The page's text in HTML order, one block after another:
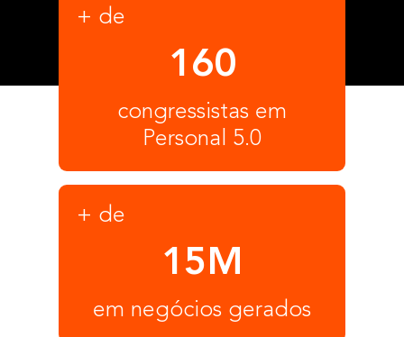
+ de
160
congressistas em
Personal 5.0
+ de
15M
em negócios gerados